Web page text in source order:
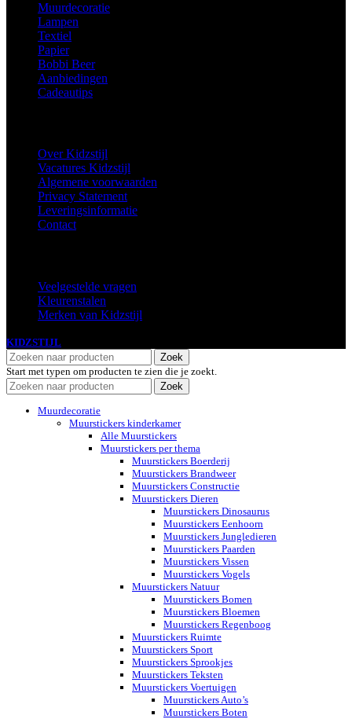
Muurdecoratie
Lampen
Textiel
Papier
Bobbi Beer
Aanbiedingen
Cadeautips
Over Kidzstijl
Vacatures Kidzstijl
Algemene voorwaarden
Privacy Statement
Leveringsinformatie
Contact
Veelgestelde vragen
Kleurenstalen
Merken van Kidzstijl
KIDZSTIJL
Zoek
Start met typen om producten te zien die je zoekt.
Zoek
Muurdecoratie
Muurstickers kinderkamer
Alle Muurstickers
Muurstickers per thema
Muurstickers Boerderij
Muurstickers Brandweer
Muurstickers Constructie
Muurstickers Dieren
Muurstickers Dinosaurus
Muurstickers Eenhoorn
Muurstickers Jungledieren
Muurstickers Paarden
Muurstickers Vissen
Muurstickers Vogels
Muurstickers Natuur
Muurstickers Bomen
Muurstickers Bloemen
Muurstickers Regenboog
Muurstickers Ruimte
Muurstickers Sport
Muurstickers Sprookjes
Muurstickers Teksten
Muurstickers Voertuigen
Muurstickers Auto’s
Muurstickers Boten